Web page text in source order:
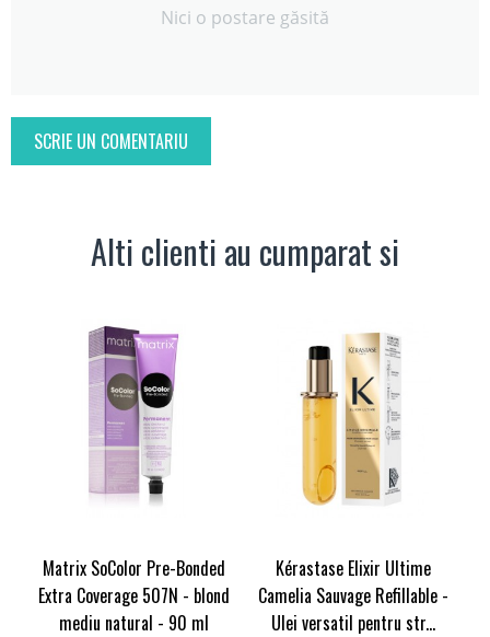
Nici o postare găsită
SCRIE UN COMENTARIU
Alti clienti au cumparat si
Matrix SoColor Pre-Bonded
Extra Coverage 507N - blond
mediu natural - 90 ml
Kérastase Elixir Ultime
Camelia Sauvage Refillable -
Ulei versatil pentru str...